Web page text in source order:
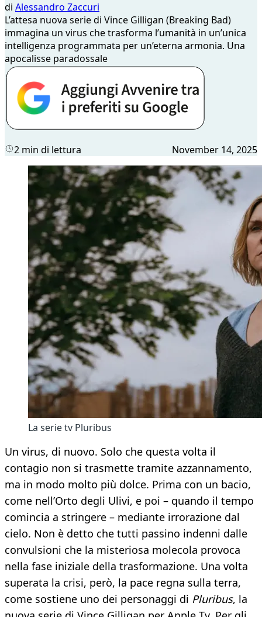
di Alessandro Zaccuri
L’attesa nuova serie di Vince Gilligan (Breaking Bad)
immagina un virus che trasforma l’umanità in un’unica
intelligenza programmata per un’eterna armonia. Una
apocalisse paradossale
2 min di lettura November 14, 2025
La serie tv Pluribus
Un virus, di nuovo. Solo che questa volta il
contagio non si trasmette tramite azzannamento,
ma in modo molto più dolce. Prima con un bacio,
come nell’Orto degli Ulivi, e poi – quando il tempo
comincia a stringere – mediante irrorazione dal
cielo. Non è detto che tutti passino indenni dalle
convulsioni che la misteriosa molecola provoca
nella fase iniziale della trasformazione. Una volta
superata la crisi, però, la pace regna sulla terra,
come sostiene uno dei personaggi di Pluribus, la